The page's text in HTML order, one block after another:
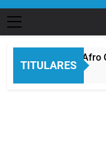
TITULARES
La noche del Afro
8 Horas Atrás